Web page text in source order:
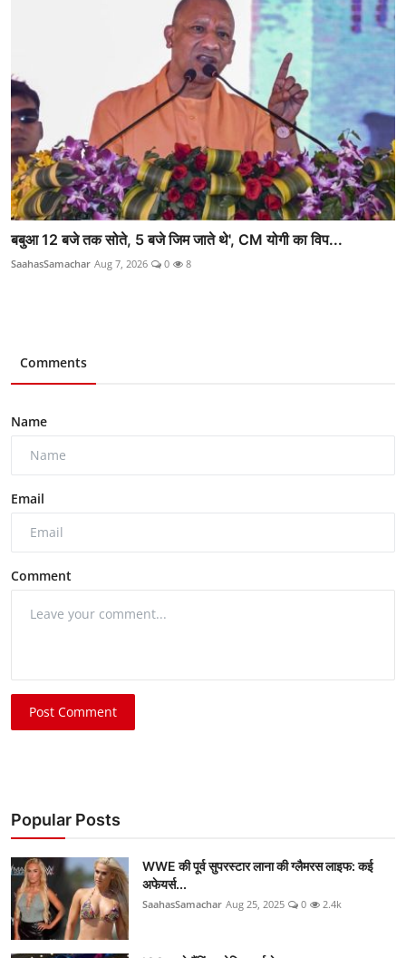
बबुआ 12 बजे तक सोते, 5 बजे जिम जाते थे', CM योगी का विप...
SaahasSamachar Aug 7, 2026 0 8
Comments
Name
Email
Comment
Post Comment
Popular Posts
WWE की पूर्व सुपरस्टार लाना की ग्लैमरस लाइफ: कई
अफेयर्स...
SaahasSamachar Aug 25, 2025 0 2.4k